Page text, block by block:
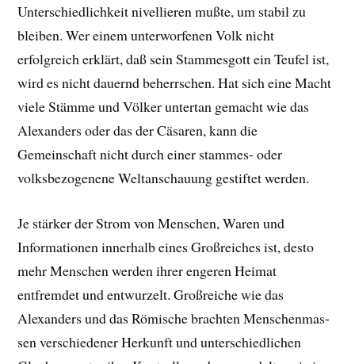
Unterschiedlichkeit nivellieren mußte, um stabil zu
bleiben. Wer einem unterworfenen Volk nicht
erfolgreich erklärt, daß sein Stammesgott ein Teufel ist,
wird es nicht dauernd beherrschen. Hat sich eine Macht
viele Stämme und Völker untertan gemacht wie das
Alexanders oder das der Cäsaren, kann die
Gemeinschaft nicht durch einer stammes- oder
volksbezogenene Weltanschauung gestiftet werden.
Je stärker der Strom von Menschen, Waren und
Informationen in­nerhalb eines Großreiches ist, de­sto
mehr Menschen werden ihrer engeren Heimat
entfremdet und entwurzelt. Großreiche wie das
Alexanders und das Römische brachten Men­schenmas­
sen ver­schiedener Her­kunft und unterschiedlichen